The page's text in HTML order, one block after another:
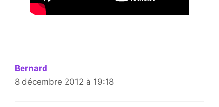
Bernard
8 décembre 2012 à 19:18